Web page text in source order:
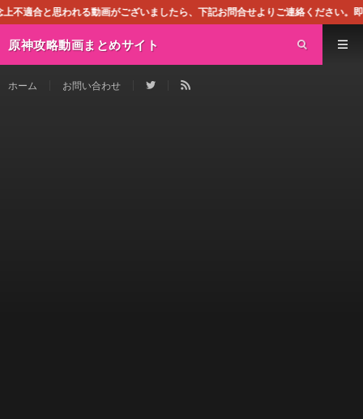
がございましたら、下記お問合せよりご連絡ください。即刻対処させて頂
原神攻略動画まとめサイト
ホーム お問い合わせ